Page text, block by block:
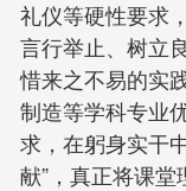
礼仪等硬性要求
言行举止、树立
惜来之不易的实
制造等学科专业
求，在躬身实干
献”，真正将课堂